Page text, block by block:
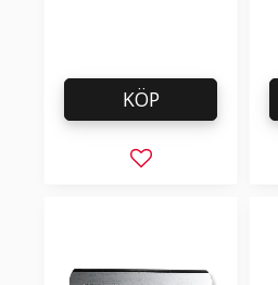
Lägg till i favoriter
KÖP